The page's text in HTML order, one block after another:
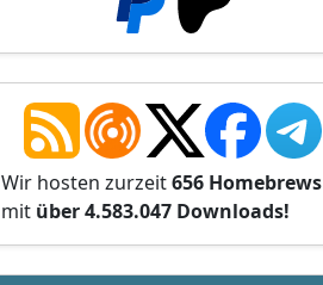
Wir hosten zurzeit656 Homebrews
mit über 4.583.047 Downloads!